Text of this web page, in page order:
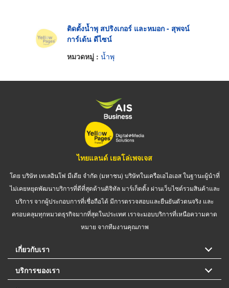
ติดตั้งน้ำพุ สปริงเกอร์ และหมอก - สุพจน์
การ์เด้น ดีไซน์
หมวดหมู่ : น้ำพุ
ไทยแลนด์ เยลโล่เพจเจส
โดย บริษัท เทเลอินโฟ มีเดีย จำกัด (มหาชน) บริษัทในเครือเอไอเอส ในฐานะผู้นำที่
ไม่เคยหยุดพัฒนาบริการที่ดีที่สุดด้านดิจิทัล มาร์เก็ตติ้ง ผ่านเว็บไซต์รวมสินค้าและ
บริการ จากผู้ประกอบการที่เชื่อถือได้ มีการตรวจสอบและยืนยันตัวตนจริง และ
ครอบคลุมทุกหมวดธุรกิจมากที่สุดในประเทศ เราจะมอบบริการที่เหนือความคาด
หมาย จากทีมงานคุณภาพ
เกี่ยวกับเรา
บริการของเรา